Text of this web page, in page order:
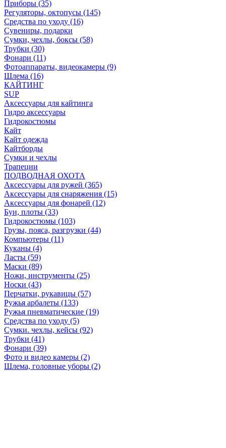
Приборы (35)
Регуляторы, октопусы (145)
Средства по уходу (16)
Сувениры, подарки
Сумки, чехлы, боксы (58)
Трубки (30)
Фонари (11)
Фотоаппараты, видеокамеры (9)
Шлема (16)
КАЙТИНГ
SUP
Аксессуары для кайтинга
Гидро аксессуары
Гидрокостюмы
Кайт
Кайт одежда
Кайтборды
Сумки и чехлы
Трапеции
ПОДВОДНАЯ ОХОТА
Аксессуары для ружей (365)
Аксессуары для снаряжения (15)
Аксессуары для фонарей (12)
Буи, плоты (33)
Гидрокостюмы (103)
Грузы, пояса, разгрузки (44)
Компьютеры (11)
Куканы (4)
Ласты (59)
Маски (89)
Ножи, инструменты (25)
Носки (43)
Перчатки, рукавицы (57)
Ружья арбалеты (133)
Ружья пневматические (19)
Средства по уходу (5)
Сумки. чехлы, кейсы (92)
Трубки (41)
Фонари (39)
Фото и видео камеры (2)
Шлема, головные уборы (2)